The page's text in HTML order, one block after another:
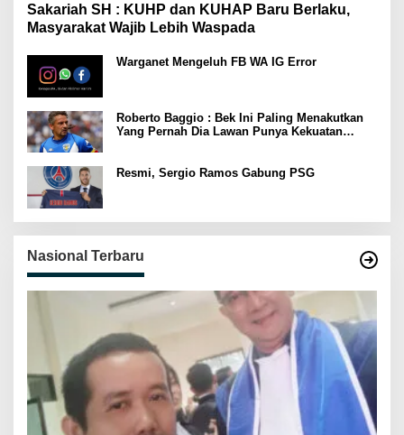
Sakariah SH : KUHP dan KUHAP Baru Berlaku,
Masyarakat Wajib Lebih Waspada
Warganet Mengeluh FB WA IG Error
Roberto Baggio : Bek Ini Paling Menakutkan
Yang Pernah Dia Lawan Punya Kekuatan
Resmi, Sergio Ramos Gabung PSG
Nasional Terbaru